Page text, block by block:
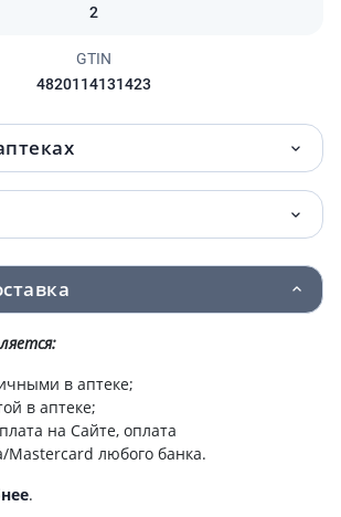
2
GTIN
4820114131423
в аптеке;
в аптеке;
на Сайте, оплата
Mastercard любого банка.
.